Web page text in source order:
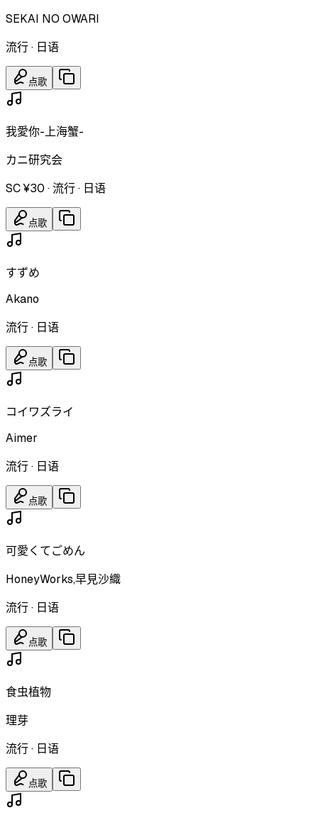
SEKAI NO OWARI
流行· 日语
点歌
我愛你-上海蟹-
カニ研究会
SC ¥30 ·流行· 日语
点歌
すずめ
Akano
流行· 日语
点歌
コイワズライ
Aimer
流行· 日语
点歌
可愛くてごめん
HoneyWorks,早見沙織
流行· 日语
点歌
食虫植物
理芽
流行· 日语
点歌